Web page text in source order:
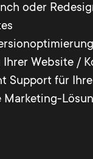
oder
Website /
Support für